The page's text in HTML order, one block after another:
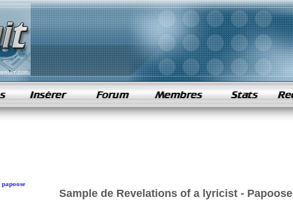
papoose
Sample de Revelations of a lyricist - Papoose